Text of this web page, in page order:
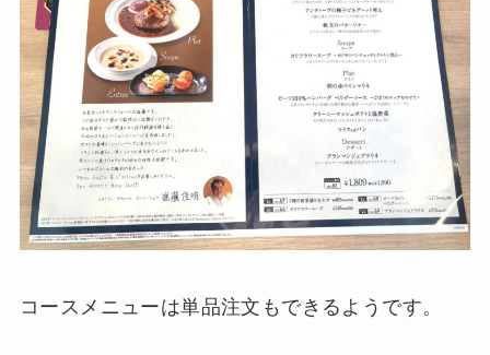
コースメニューは単品注文もできるようです。